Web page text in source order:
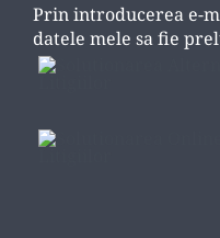
Prin introducerea e-
datele mele sa fie